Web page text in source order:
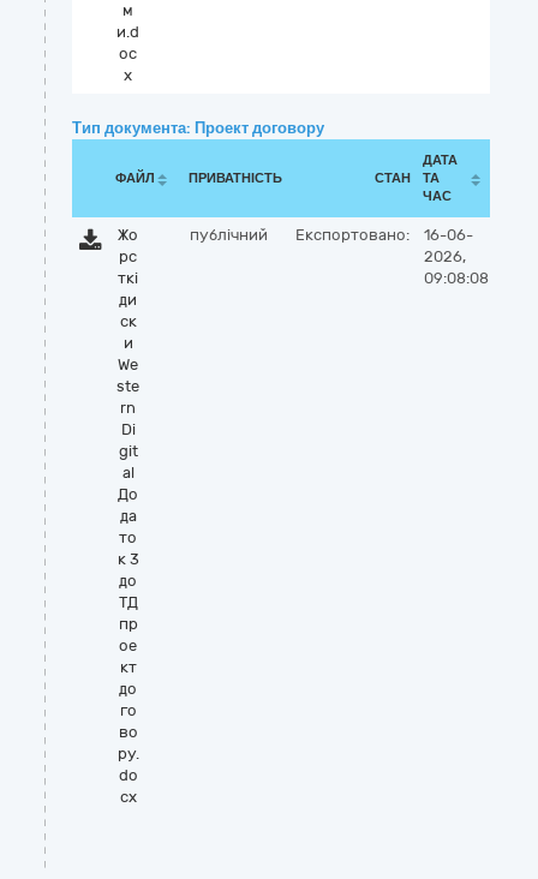
м
и.d
oc
x
Тип документа: Проект договору
ФАЙЛ ПРИВАТНІСТЬ СТАН
ДАТА
ТА
ЧАС
Жо
рс
ткі
ди
ск
и
We
ste
rn
Di
git
al
До
да
то
к 3
до
ТД
пр
ое
кт
до
го
во
ру.
do
cx
публічний Експортовано:
16-06-
2026,
09:08:08